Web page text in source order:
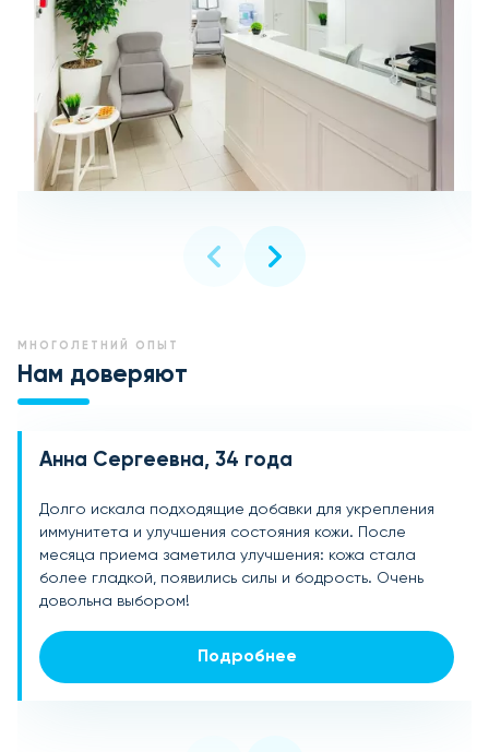
МНОГОЛЕТНИЙ ОПЫТ
Нам доверяют
Анна Сергеевна, 34 года
Долго искала подходящие добавки для укрепления
иммунитета и улучшения состояния кожи. После
месяца приема заметила улучшения: кожа стала
более гладкой, появились силы и бодрость. Очень
довольна выбором!
Подробнее
Мария Петровна, 45 лет
Решила попробовать БАДы для женского здоровья на
основе рекомендаций. Помогли стабилизировать
гормональный фон, прошли неприятные ощущения
во время менопаузы. Чувствую себя лучше, чем
когда-либо!
Подробнее
Ольга Владимировна, 29 лет
Замечательные добавки! Принимаю для поддержания
энергии и красоты волос. Результат ощутим: волосы
стали блестящими, перестали выпадать, а в целом я
чувствую больше энергии на каждый день.
Подробнее